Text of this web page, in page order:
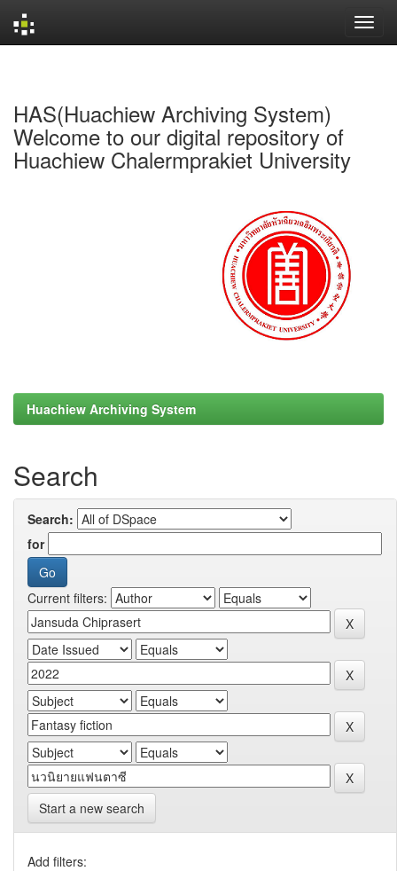
HAS(Huachiew Archiving System)
Welcome to our digital repository of
Huachiew Chalermprakiet University
Huachiew Archiving System
Search
Search:
for
Current filters:
Start a new search
Add filters: